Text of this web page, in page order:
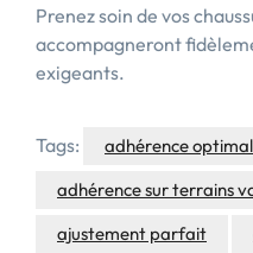
Prenez soin de vos
accompagneront
exigeants.
Tags:
adhérence
adhérence sur terrains
ajustement parfait